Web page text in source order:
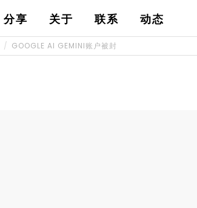
分享 关于 联系 动态
GOOGLE AI GEMINI账户被封